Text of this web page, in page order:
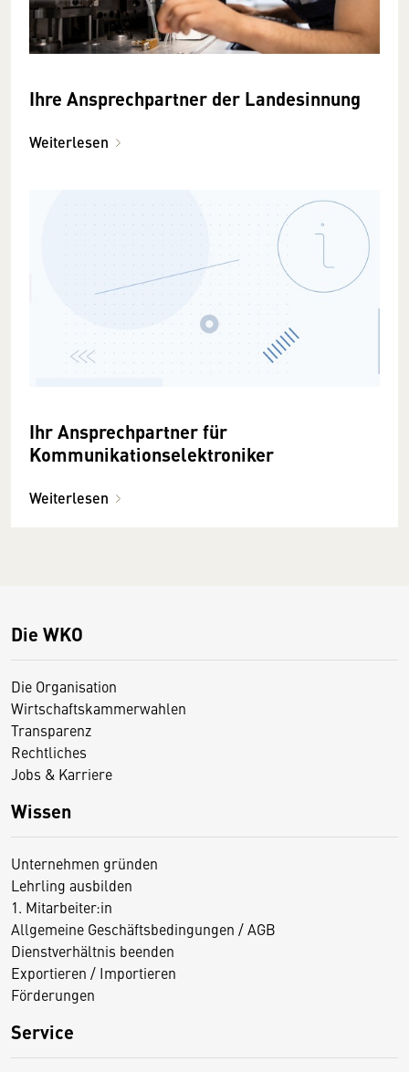
Ihre Ansprechpartner der Landesinnung
Weiterlesen
Ihr Ansprechpartner für
Kommunikationselektroniker
Weiterlesen
Die WKO
Die Organisation
Wirtschaftskammerwahlen
Transparenz
Rechtliches
Jobs & Karriere
Wissen
Unternehmen gründen
Lehrling ausbilden
1. Mitarbeiter:in
Allgemeine Geschäftsbedingungen / AGB
Dienstverhältnis beenden
Exportieren / Importieren
Förderungen
Service